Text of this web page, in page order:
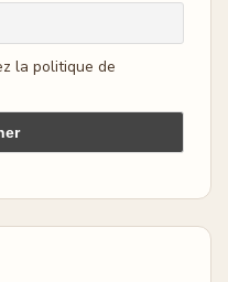
la politique de